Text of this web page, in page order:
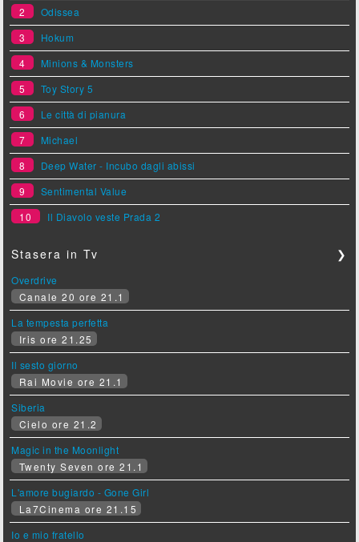
2
Odissea
3
Hokum
4
Minions & Monsters
5
Toy Story 5
6
Le città di pianura
7
Michael
8
Deep Water - Incubo dagli abissi
9
Sentimental Value
10
Il Diavolo veste Prada 2
Stasera in Tv ❯
Overdrive
Canale 20 ore 21.1
La tempesta perfetta
Iris ore 21.25
Il sesto giorno
Rai Movie ore 21.1
Siberia
Cielo ore 21.2
Magic in the Moonlight
Twenty Seven ore 21.1
L'amore bugiardo - Gone Girl
La7Cinema ore 21.15
Io e mio fratello